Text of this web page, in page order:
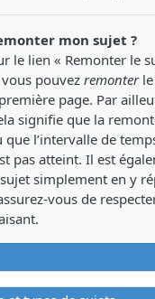
mon sujet ?
le lien « Remonter le
pouvez remonterle
page. Par
signifie que la
que l’intervalle de
pas atteint. Il est
simplement en y
vous de